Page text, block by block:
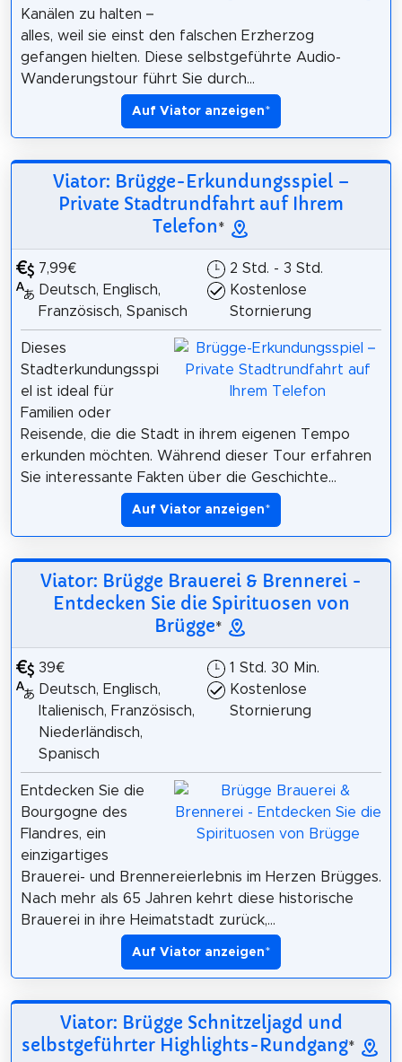
Kanälen zu halten –
alles, weil sie einst den falschen Erzherzog
gefangen hielten. Diese selbstgeführte Audio-
Wanderungstour führt Sie durch...
Auf Viator anzeigen*
Viator: Brügge-Erkundungsspiel –
Private Stadtrundfahrt auf Ihrem
Telefon*
7,99€
Deutsch, Englisch,
Französisch, Spanisch
2 Std. - 3 Std.
Kostenlose
Stornierung
Dieses
Stadterkundungsspi
el ist ideal für
Familien oder
Reisende, die die Stadt in ihrem eigenen Tempo
erkunden möchten. Während dieser Tour erfahren
Sie interessante Fakten über die Geschichte...
Auf Viator anzeigen*
Viator: Brügge Brauerei & Brennerei -
Entdecken Sie die Spirituosen von
Brügge*
39€
Deutsch, Englisch,
Italienisch, Französisch,
Niederländisch,
Spanisch
1 Std. 30 Min.
Kostenlose
Stornierung
Entdecken Sie die
Bourgogne des
Flandres, ein
einzigartiges
Brauerei- und Brennereierlebnis im Herzen Brügges.
Nach mehr als 65 Jahren kehrt diese historische
Brauerei in ihre Heimatstadt zurück,...
Auf Viator anzeigen*
Viator: Brügge Schnitzeljagd und
selbstgeführter Highlights-Rundgang*